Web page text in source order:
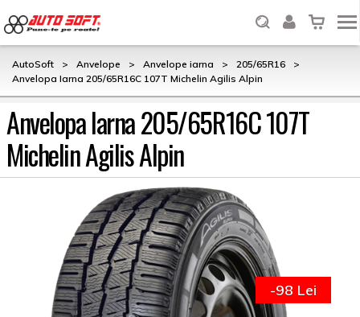
AutoSoft > Anvelope > Anvelope iarna > 205/65R16
>
Anvelopa Iarna 205/65R16C 107T Michelin Agilis Alpin
Anvelopa Iarna 205/65R16C 107T
Michelin Agilis Alpin
-98 Lei